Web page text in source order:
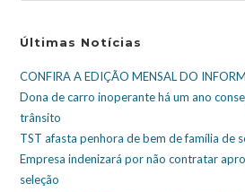
Últimas Notícias
CONFIRA A EDIÇÃO MENSAL DO
Dona de carro inoperante há um ano
trânsito
TST afasta penhora de bem de família de
Empresa indenizará por não contratar
seleção